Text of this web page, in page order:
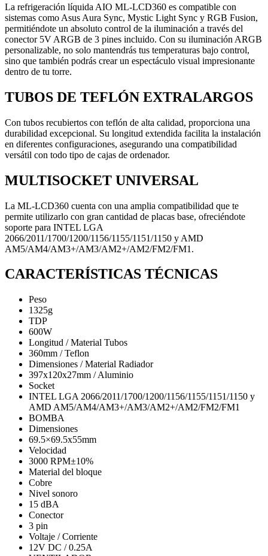
La refrigeración líquida AIO ML-LCD360 es compatible con
sistemas como Asus Aura Sync, Mystic Light Sync y RGB Fusion,
permitiéndote un absoluto control de la iluminación a través del
conector 5V ARGB de 3 pines incluido. Con su iluminación ARGB
personalizable, no solo mantendrás tus temperaturas bajo control,
sino que también podrás crear un espectáculo visual impresionante
dentro de tu torre.
TUBOS DE TEFLÓN EXTRALARGOS
Con tubos recubiertos con teflón de alta calidad, proporciona una
durabilidad excepcional. Su longitud extendida facilita la instalación
en diferentes configuraciones, asegurando una compatibilidad
versátil con todo tipo de cajas de ordenador.
MULTISOCKET UNIVERSAL
La ML-LCD360 cuenta con una amplia compatibilidad que te
permite utilizarlo con gran cantidad de placas base, ofreciéndote
soporte para INTEL LGA
2066/2011/1700/1200/1156/1155/1151/1150 y AMD
AM5/AM4/AM3+/AM3/AM2+/AM2/FM2/FM1.
CARACTERÍSTICAS TÉCNICAS
Peso
1325g
TDP
600W
Longitud / Material Tubos
360mm / Teflon
Dimensiones / Material Radiador
397x120x27mm / Aluminio
Socket
INTEL LGA 2066/2011/1700/1200/1156/1155/1151/1150 y
AMD AM5/AM4/AM3+/AM3/AM2+/AM2/FM2/FM1
BOMBA
Dimensiones
69.5×69.5x55mm
Velocidad
3000 RPM±10%
Material del bloque
Cobre
Nivel sonoro
15 dBA
Conector
3 pin
Voltaje / Corriente
12V DC / 0.25A